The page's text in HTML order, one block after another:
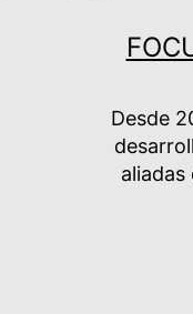
Desde
aliadas